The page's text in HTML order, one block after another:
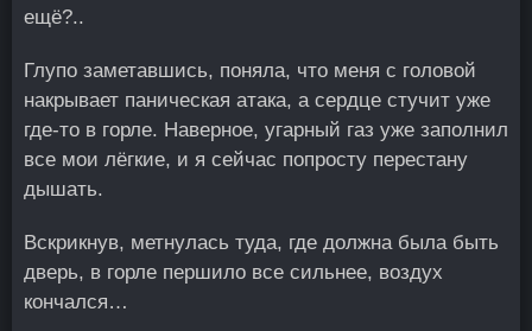
ещё?..
Глупо заметавшись, поняла, что меня с головой
накрывает паническая атака, а сердце стучит уже
где-то в горле. Наверное, угарный газ уже заполнил
все мои лёгкие, и я сейчас попросту перестану
дышать.
Вскрикнув, метнулась туда, где должна была быть
дверь, в горле першило все сильнее, воздух
кончался…